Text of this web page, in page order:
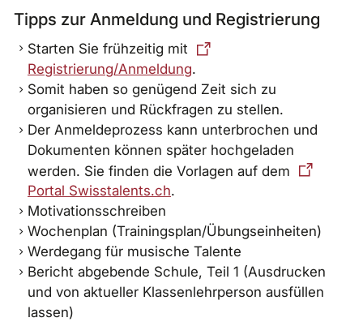
Tipps zur Anmeldung und Registrierung
Starten Sie frühzeitig mit
Registrierung/Anmeldung.
Somit haben so genügend Zeit sich zu
organisieren und Rückfragen zu stellen.
Der Anmeldeprozess kann unterbrochen und
Dokumenten können später hochgeladen
werden. Sie finden die Vorlagen auf dem
Portal Swisstalents.ch.
Motivationsschreiben
Wochenplan (Trainingsplan/Übungseinheiten)
Werdegang für musische Talente
Bericht abgebende Schule, Teil 1 (Ausdrucken
und von aktueller Klassenlehrperson ausfüllen
lassen)